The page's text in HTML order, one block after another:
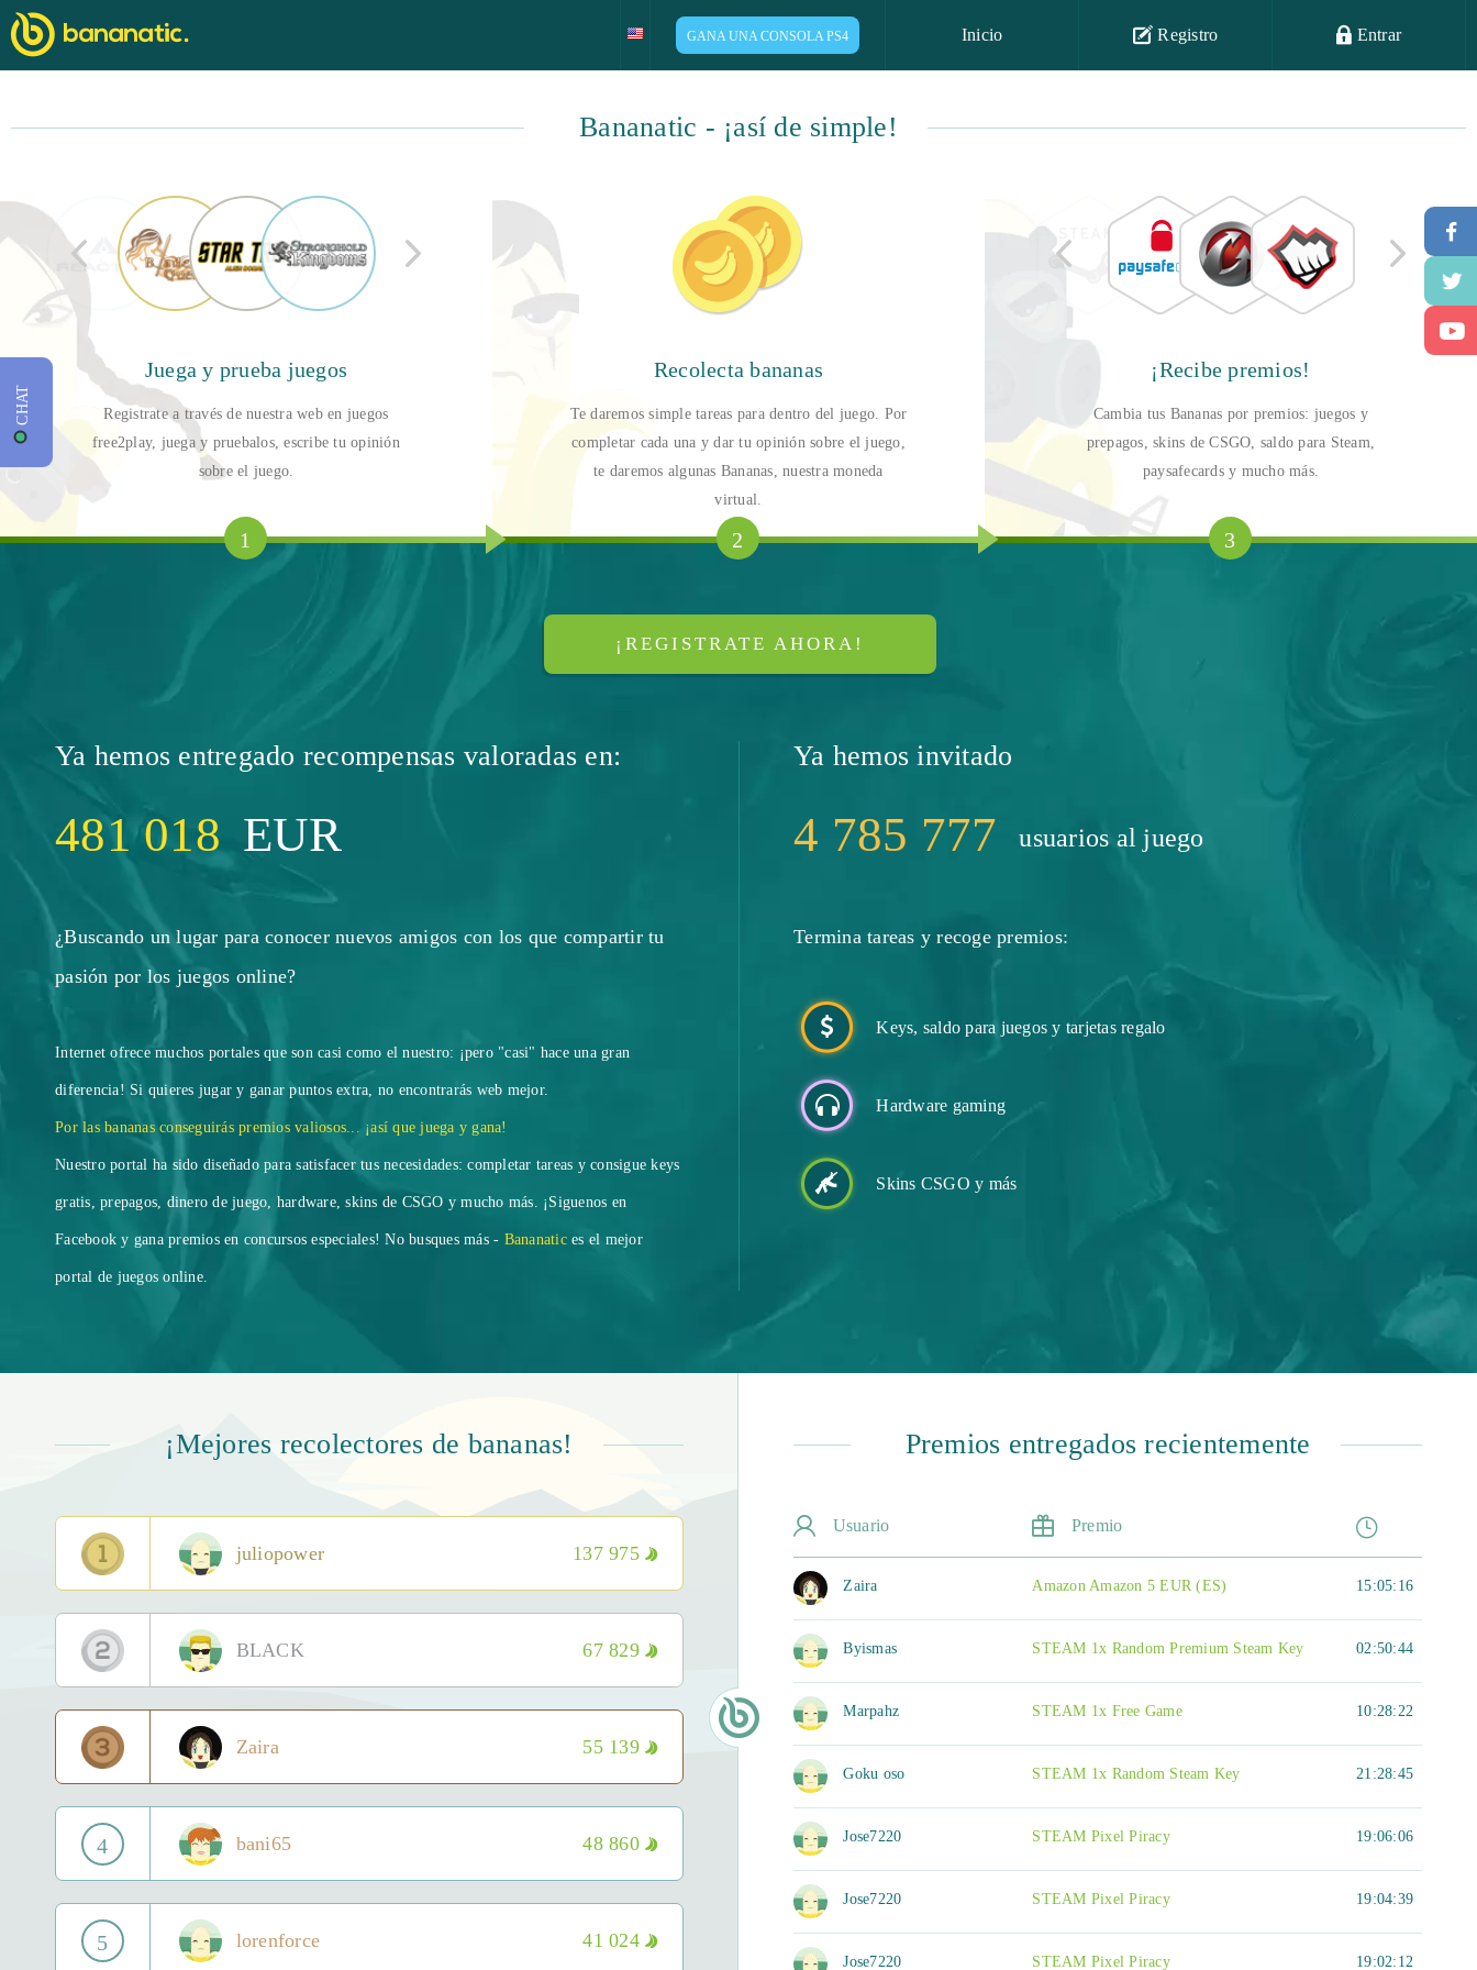
GANA UNA CONSOLA PS4 Inicio Registro Entrar
Bananatic - ¡así de simple!
Juega y prueba juegos
Registrate a través de nuestra web en juegos
free2play, juega y pruebalos, escribe tu opinión
sobre el juego.
1
Recolecta bananas
Te daremos simple tareas para dentro del juego. Por
completar cada una y dar tu opinión sobre el juego,
te daremos algunas Bananas, nuestra moneda
virtual.
2
¡Recibe premios!
Cambia tus Bananas por premios: juegos y
prepagos, skins de CSGO, saldo para Steam,
paysafecards y mucho más.
3
¡REGISTRATE AHORA!
Ya hemos entregado recompensas valoradas en:
481 018 EUR
Ya hemos invitado
4 785 777 usuarios al juego
¿Buscando un lugar para conocer nuevos amigos con los que compartir tu
pasión por los juegos online?
Internet ofrece muchos portales que son casi como el nuestro: ¡pero "casi" hace una gran
diferencia! Si quieres jugar y ganar puntos extra, no encontrarás web mejor.
Por las bananas conseguirás premios valiosos... ¡así que juega y gana!
Nuestro portal ha sido diseñado para satisfacer tus necesidades: completar tareas y consigue keys
gratis, prepagos, dinero de juego, hardware, skins de CSGO y mucho más. ¡Siguenos en
Facebook y gana premios en concursos especiales! No busques más - Bananatices el mejor
portal de juegos online.
Termina tareas y recoge premios:
Keys, saldo para juegos y tarjetas regalo
Hardware gaming
Skins CSGO y más
¡Mejores recolectores de bananas!
juliopower 137 975
BLACK 67 829
Zaira 55 139
4 bani65 48 860
5 lorenforce 41 024
Premios entregados recientemente
Usuario Premio
Zaira 15:05:16
Amazon Amazon 5 EUR (ES)
Byismas 02:50:44
STEAM 1x Random Premium Steam Key
Marpahz 10:28:22
STEAM 1x Free Game
Goku oso 21:28:45
STEAM 1x Random Steam Key
Jose7220 19:06:06
STEAM Pixel Piracy
Jose7220 19:04:39
STEAM Pixel Piracy
Jose7220 19:02:12
STEAM Pixel Piracy
CHAT